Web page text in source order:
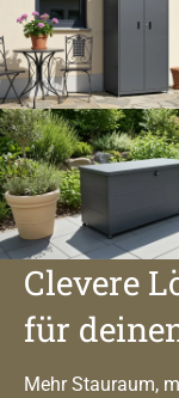
Clevere
für
Mehr Stauraum,